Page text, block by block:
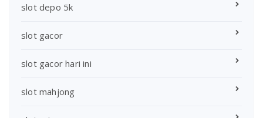
slot depo 5k
slot gacor
slot gacor hari ini
slot mahjong